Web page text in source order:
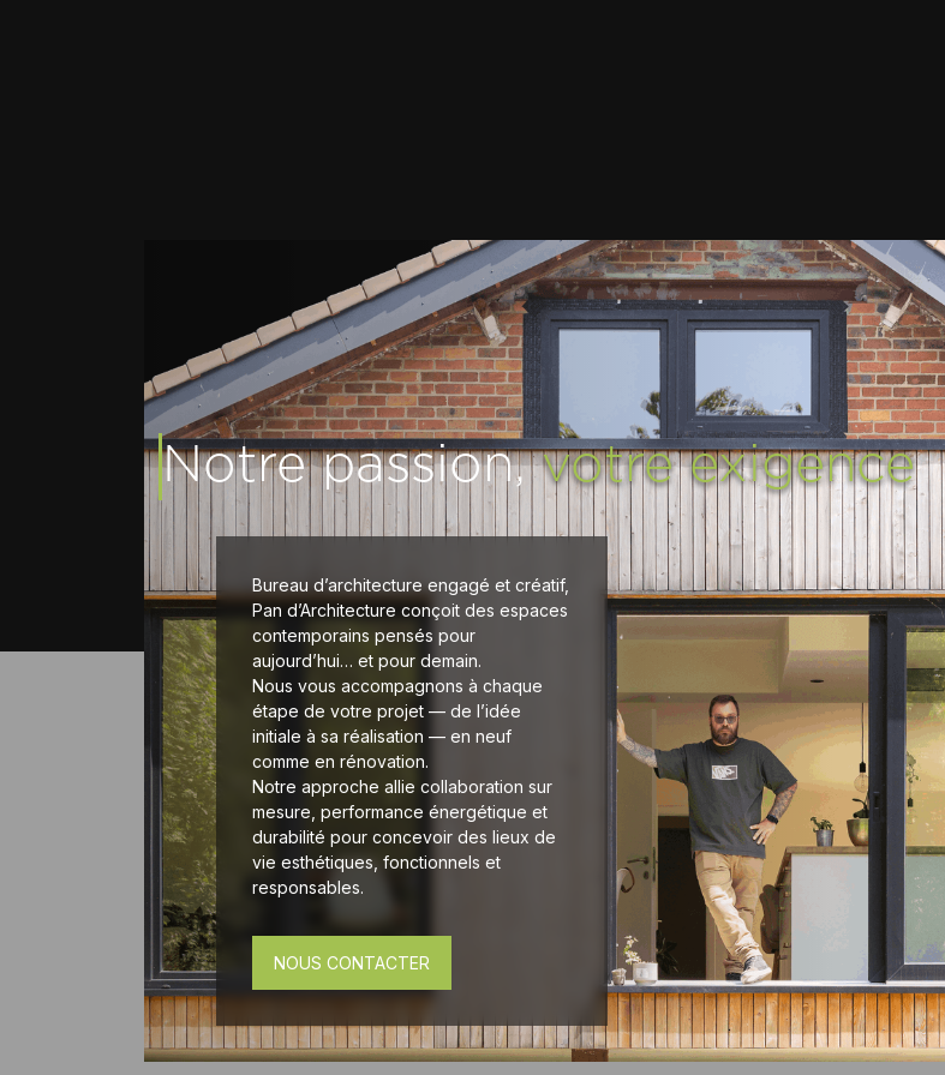
Notre passion,votre exigence
Bureau d’architecture engagé et créatif,
Pan d’Architecture conçoit des espaces
contemporains pensés pour
aujourd’hui… et pour demain.
Nous vous accompagnons à chaque
étape de votre projet — de l’idée
initiale à sa réalisation — en neuf
comme en rénovation.
Notre approche allie collaboration sur
mesure, performance énergétique et
durabilité pour concevoir des lieux de
vie esthétiques, fonctionnels et
responsables.
NOUS CONTACTER